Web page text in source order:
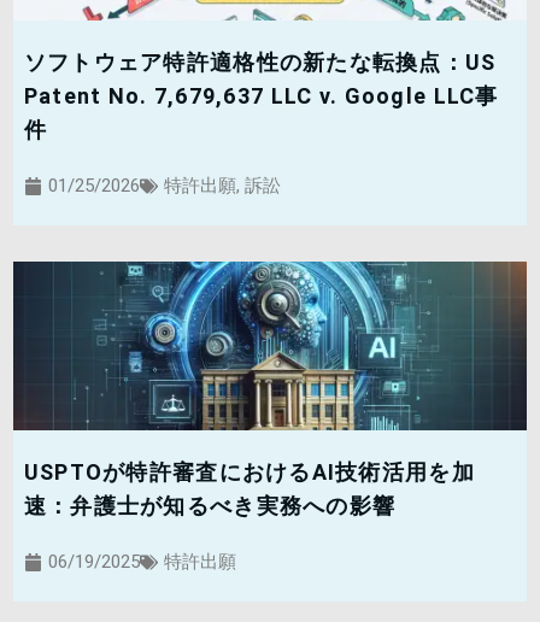
ソフトウェア特許適格性の新たな転換点：US
Patent No. 7,679,637 LLC v. Google LLC事
件
01/25/2026 特許出願, 訴訟
USPTOが特許審査におけるAI技術活用を加
速：弁護士が知るべき実務への影響
06/19/2025 特許出願